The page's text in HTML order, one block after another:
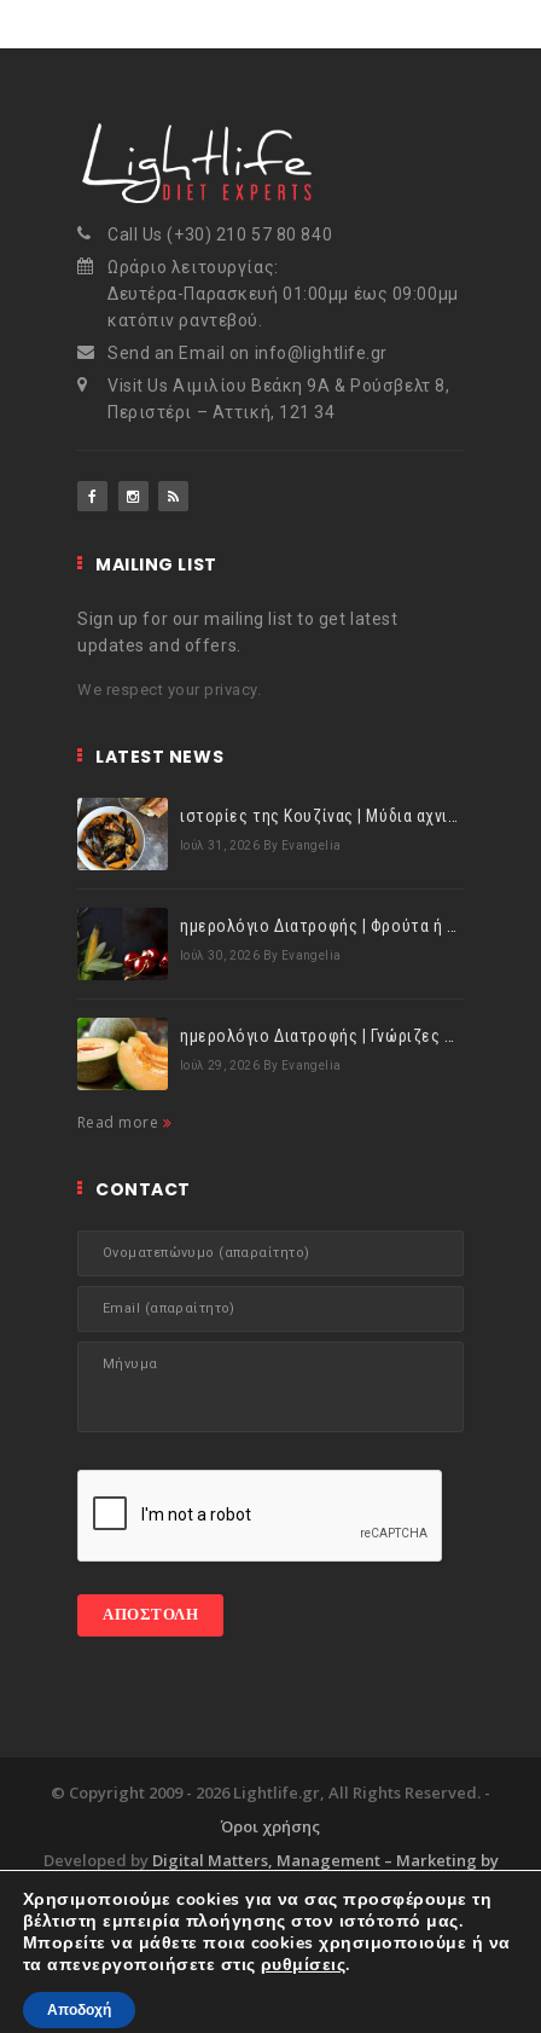
Call Us (+30) 210 57 80 840
Ωράριο λειτουργίας:
Δευτέρα-Παρασκευή 01:00μμ έως 09:00μμ
κατόπιν ραντεβού.
Send an Email on info@lightlife.gr
Visit Us Αιμιλίου Βεάκη 9Α & Ρούσβελτ 8,
Περιστέρι – Αττική, 121 34
MAILING LIST
Sign up for our mailing list to get latest
updates and offers.
We respect your privacy.
LATEST NEWS
Ιούλ 31, 2026 By Evangelia
Ιούλ 30, 2026 By Evangelia
Ιούλ 29, 2026 By Evangelia
Read more
CONTACT
© Copyright 2009 - 2026 Lightlife.gr, All Rights Reserved. -
Όροι χρήσης
Developed by Digital Matters, Management – Marketing by
Blog About Services
Corporate Support
Χρησιμοποιούμε cookies για να σας προσφέρουμε τη
βέλτιστη εμπειρία πλοήγησης στον ιστότοπό μας.
Μπορείτε να μάθετε ποια cookies χρησιμοποιούμε ή να
τα απενεργοποιήσετε στις ρυθμίσεις.
Αποδοχή